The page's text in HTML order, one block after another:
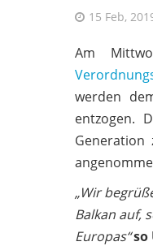
15 Feb,
Am
werden
entzogen.
Generation
„Wir
Balkan auf,
Europas“so